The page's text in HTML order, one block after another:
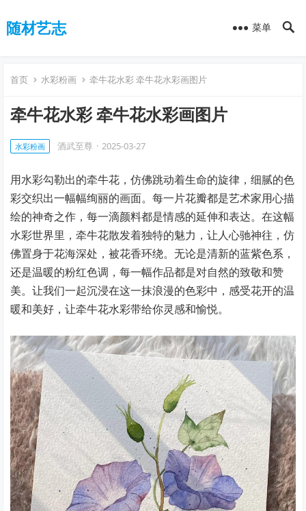
随材艺志 菜单
首页 水彩粉画 牵牛花水彩 牵牛花水彩画图片
牵牛花水彩 牵牛花水彩画图片
水彩粉画 酒武至尊 · 2025-03-27
用水彩勾勒出的牵牛花，仿佛跳动着生命的旋律，细腻的色
彩交织出一幅幅绚丽的画面。每一片花瓣都是艺术家用心描
绘的神奇之作，每一滴颜料都是情感的延伸和表达。在这幅
水彩世界里，牵牛花散发着独特的魅力，让人心驰神往，仿
佛置身于花海深处，被花香环绕。无论是清新的蓝紫色系，
还是温暖的粉红色调，每一幅作品都是对自然的致敬和赞
美。让我们一起沉浸在这一抹浪漫的色彩中，感受花开的温
暖和美好，让牵牛花水彩带给你灵感和愉悦。